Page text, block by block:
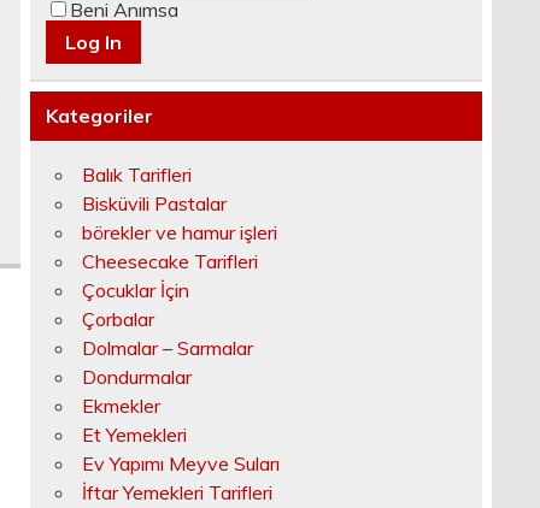
Beni Anımsa
Kategoriler
Balık Tarifleri
Bisküvili Pastalar
börekler ve hamur işleri
Cheesecake Tarifleri
Çocuklar İçin
Çorbalar
Dolmalar – Sarmalar
Dondurmalar
Ekmekler
Et Yemekleri
Ev Yapımı Meyve Suları
İftar Yemekleri Tarifleri